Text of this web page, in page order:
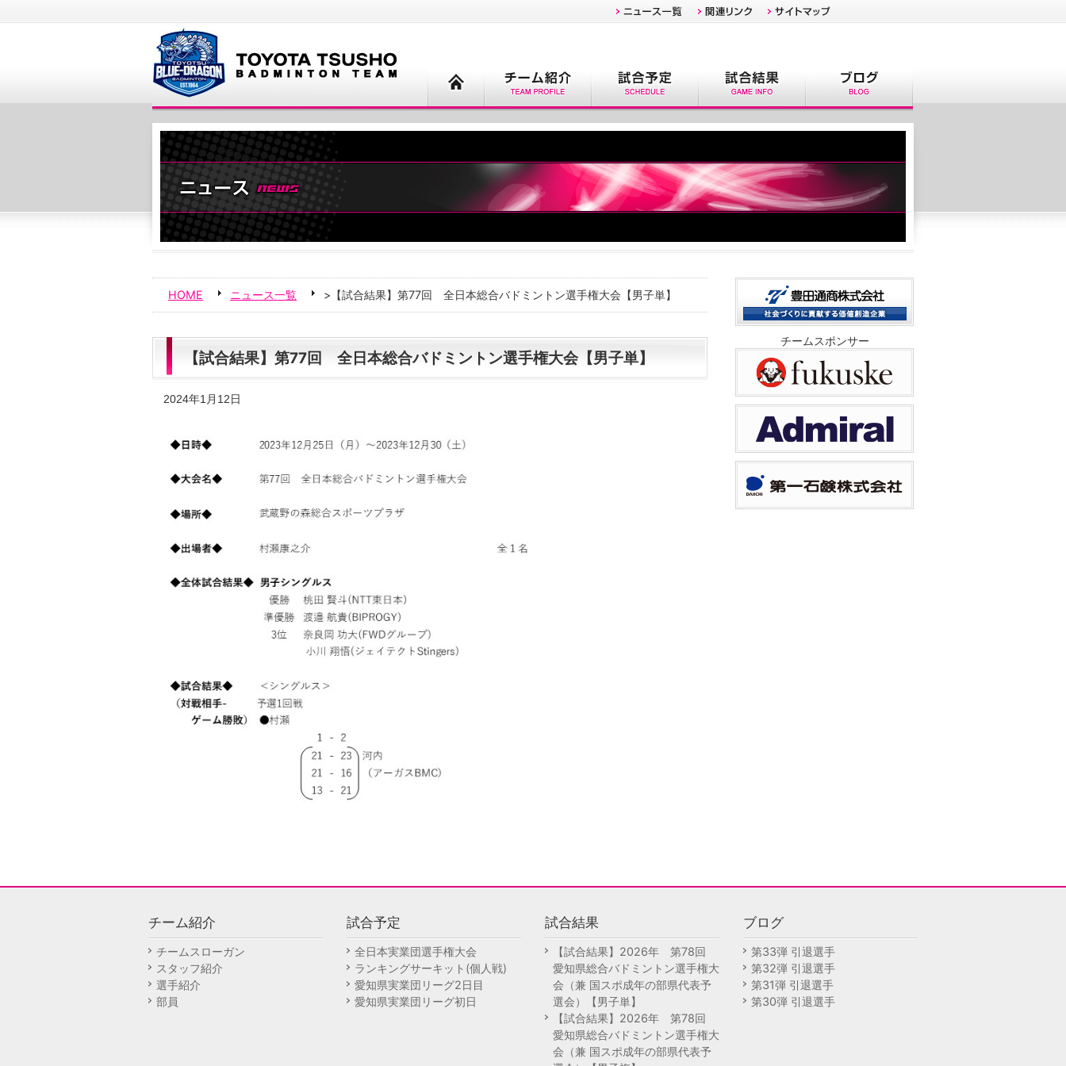
HOME ニュース一覧 >【試合結果】第77回 全日本総合バドミントン選手権大会【男子単】
【試合結果】第77回 全日本総合バドミントン選手権大会【男子単】
2024年1月12日
チームスポンサー
チーム紹介
チームスローガン
スタッフ紹介
選手紹介
部員
試合予定
全日本実業団選手権大会
ランキングサーキット(個人戦)
愛知県実業団リーグ2日目
愛知県実業団リーグ初日
試合結果
【試合結果】2026年 第78回
愛知県総合バドミントン選手権大
会（兼 国スポ成年の部県代表予
選会）【男子単】
【試合結果】2026年 第78回
愛知県総合バドミントン選手権大
会（兼 国スポ成年の部県代表予
ブログ
第33弾 引退選手
第32弾 引退選手
第31弾 引退選手
第30弾 引退選手